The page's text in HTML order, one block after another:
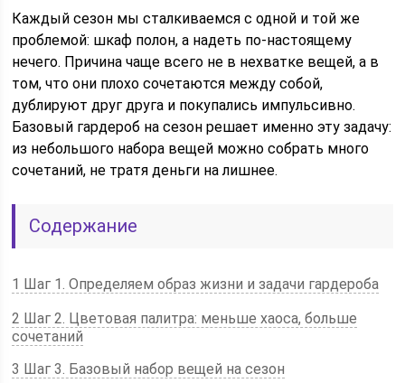
Каждый сезон мы сталкиваемся с одной и той же
проблемой: шкаф полон, а надеть по‑настоящему
нечего. Причина чаще всего не в нехватке вещей, а в
том, что они плохо сочетаются между собой,
дублируют друг друга и покупались импульсивно.
Базовый гардероб на сезон решает именно эту задачу:
из небольшого набора вещей можно собрать много
сочетаний, не тратя деньги на лишнее.
Содержание
1 Шаг 1. Определяем образ жизни и задачи гардероба
2 Шаг 2. Цветовая палитра: меньше хаоса, больше
сочетаний
3 Шаг 3. Базовый набор вещей на сезон